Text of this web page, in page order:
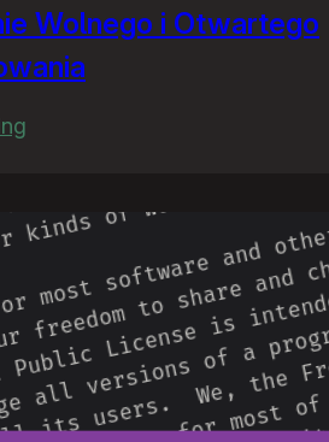
Wolnego i Otwartego
i
Otwartego
Oprogramowania